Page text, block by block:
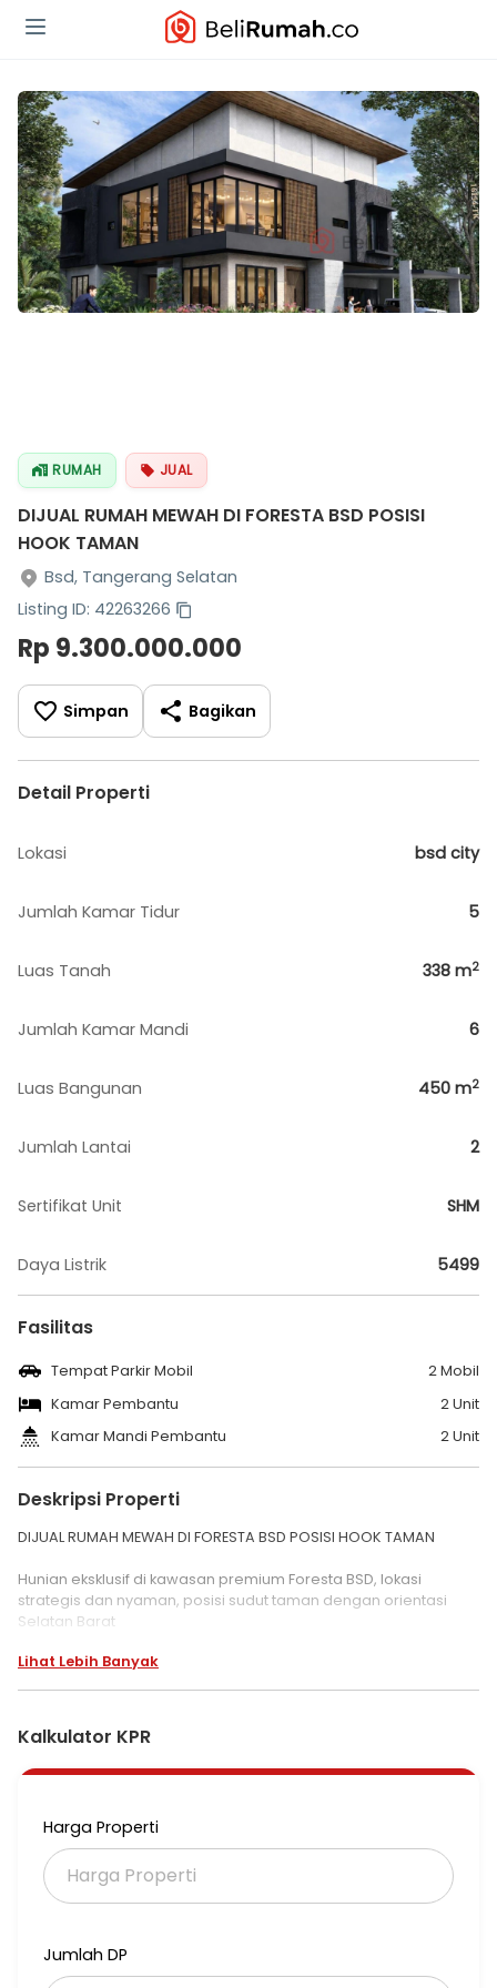
RUMAH JUAL
DIJUAL RUMAH MEWAH DI FORESTA BSD POSISI
HOOK TAMAN
Bsd, Tangerang Selatan
Listing ID: 42263266
Rp 9.300.000.000
Simpan Bagikan
Detail Properti
Lokasi bsd city
Jumlah Kamar Tidur 5
Luas Tanah 338 m2
Jumlah Kamar Mandi 6
Luas Bangunan 450 m2
Jumlah Lantai 2
Sertifikat Unit SHM
Daya Listrik 5499
Fasilitas
Tempat Parkir Mobil
2 Mobil
Kamar Pembantu
2 Unit
Kamar Mandi Pembantu
2 Unit
Deskripsi Properti
DIJUAL RUMAH MEWAH DI FORESTA BSD POSISI HOOK TAMAN
Hunian eksklusif di kawasan premium Foresta BSD, lokasi
strategis dan nyaman, posisi sudut taman dengan orientasi
Selatan Barat
- Spesifikasi Properti:
2 Lantai
Bangunan Mandiri (non developer)
- Kamar Mandi: 6 + 1
- Fasilitas Tambahan:
Gudang 2 (lantai 1 & 2)
Listrik 5.500 VA
Surat PPJB siap AJB
Lihat Lebih Banyak
Kalkulator KPR
Harga Properti
Jumlah DP